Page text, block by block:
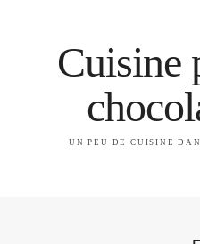
Cuisine
UN PEU DE CUISINE